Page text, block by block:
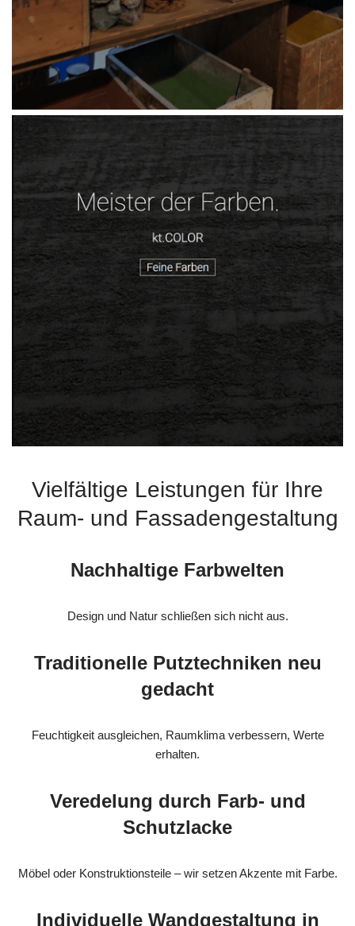
Vielfältige Leistungen für Ihre
Raum- und Fassadengestaltung
Nachhaltige Farbwelten
Design und Natur schließen sich nicht aus.
Traditionelle Putztechniken neu
gedacht
Feuchtigkeit ausgleichen, Raumklima verbessern, Werte
erhalten.
Veredelung durch Farb- und
Schutzlacke
Möbel oder Konstruktionsteile – wir setzen Akzente mit Farbe.
Individuelle Wandgestaltung in